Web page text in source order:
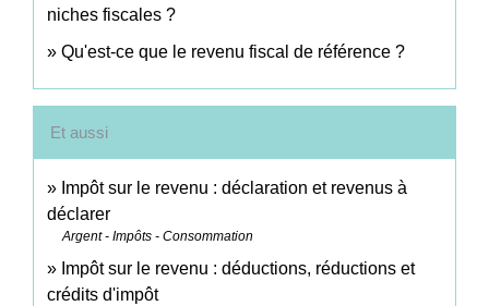
niches fiscales ?
Qu'est-ce que le revenu fiscal de référence ?
Et aussi
Impôt sur le revenu : déclaration et revenus à
déclarer
Argent - Impôts - Consommation
Impôt sur le revenu : déductions, réductions et
crédits d'impôt